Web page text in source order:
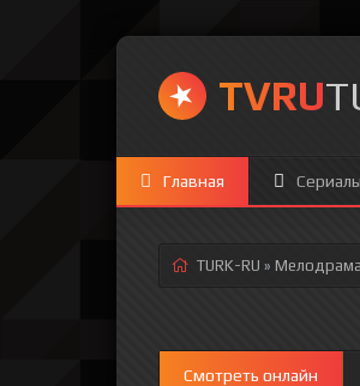
TVRU
Главная
TURK-RU » Мелодрама
Смотреть онлайн